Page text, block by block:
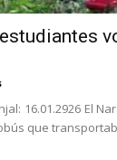
16.01.2926 El
que